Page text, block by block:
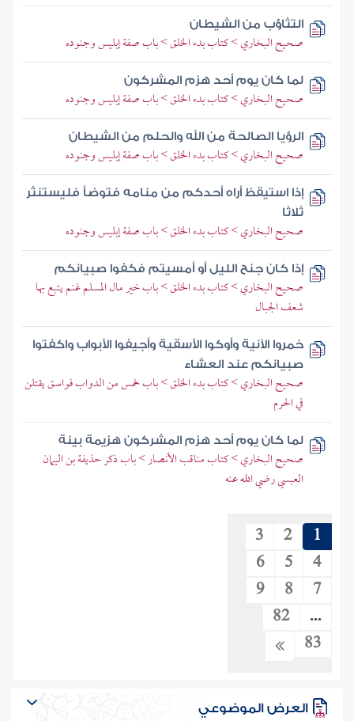
التثاؤب من الشيطان
صحيح البخاري > كتاب بدء الخلق > باب صفة إبليس وجنوده
لما كان يوم أحد هزم المشركون
صحيح البخاري > كتاب بدء الخلق > باب صفة إبليس وجنوده
الرؤيا الصالحة من الله والحلم من الشيطان
صحيح البخاري > كتاب بدء الخلق > باب صفة إبليس وجنوده
إذا استيقظ أراه أحدكم من منامه فتوضأ فليستنثر
ثلاثا
صحيح البخاري > كتاب بدء الخلق > باب صفة إبليس وجنوده
إذا كان جنح الليل أو أمسيتم فكفوا صبيانكم
صحيح البخاري > كتاب بدء الخلق > باب خير مال المسلم غنم يتبع بها
شعف الجبال
خمروا الآنية وأوكوا الأسقية وأجيفوا الأبواب واكفتوا
صبيانكم عند العشاء
صحيح البخاري > كتاب بدء الخلق > باب خمس من الدواب فواسق يقتلن
في الحرم
لما كان يوم أحد هزم المشركون هزيمة بينة
صحيح البخاري > كتاب مناقب الأنصار > باب ذكر حذيفة بن اليمان
العبسي رضي الله عنه
1
2
3
4
5
6
7
8
9
...
82
83
العرض الموضوعي